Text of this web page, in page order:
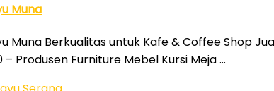
Muna
Muna Berkualitas untuk Kafe & Coffee Shop
– Produsen Furniture Mebel Kursi Meja …